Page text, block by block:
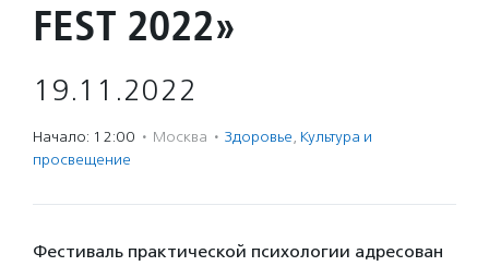
FEST 2022»
19.11.2022
Начало: 12:00 · Москва · Здоровье, Культура и
просвещение
Фестиваль практической психологии адресован